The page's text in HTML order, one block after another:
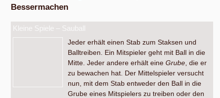
Bessermachen
Kleine Spiele – Sauball
Jeder erhält einen Stab zum Staksen und
Balltreiben. Ein Mitspieler geht mit Ball in die
Mitte. Jeder andere erhält eineGrube , die er
zu bewachen hat. Der Mittelspieler versucht
nun, mit dem Stab entweder den Ball in die
Grube eines Mitspielers zu treiben oder den